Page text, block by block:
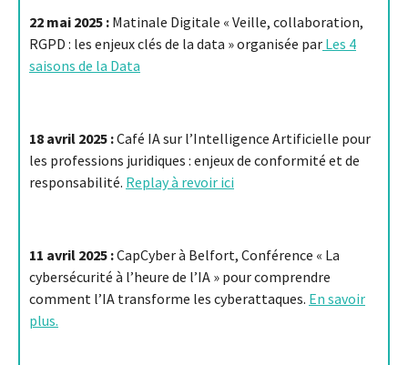
22 mai 2025 : Matinale Digitale « Veille, collaboration,
RGPD : les enjeux clés de la data » organisée par Les 4
saisons de la Data
18 avril 2025 :Café IA sur l’Intelligence Artificielle pour
les professions juridiques : enjeux de conformité et de
responsabilité. Replay à revoir ici
11 avril 2025 :CapCyber à Belfort, Conférence « La
cybersécurité à l’heure de l’IA » pour comprendre
comment l’IA transforme les cyberattaques. En savoir
plus.